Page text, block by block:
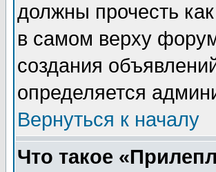
должны прочесть
в самом верху
создания
определяется
Вернуться к началу
Что такое